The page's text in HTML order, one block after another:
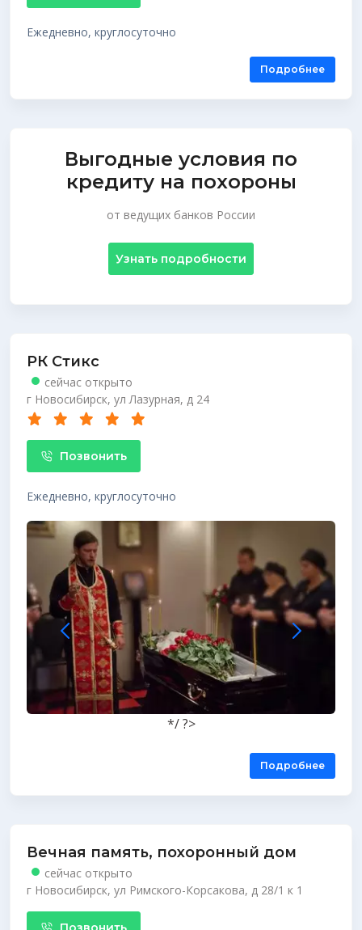
Ежедневно, круглосуточно
Подробнее
Выгодные условия по
кредиту на похороны
от ведущих банков России
Узнать подробности
РК Стикс
сейчас открыто
г Новосибирск, ул Лазурная, д 24
Позвонить
Ежедневно, круглосуточно
*/ ?>
Подробнее
Вечная память, похоронный дом
сейчас открыто
г Новосибирск, ул Римского-Корсакова, д 28/1 к 1